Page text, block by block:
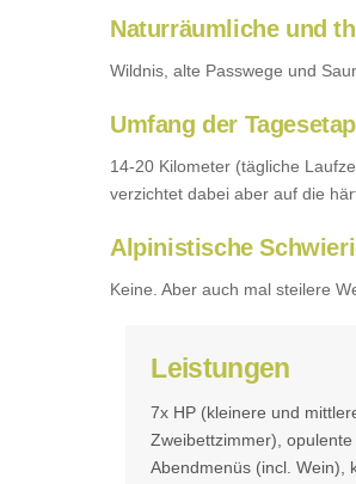
Naturräumliche und
Wildnis, alte Passwege und
Umfang der
14-20 Kilometer (tägliche
verzichtet dabei aber auf die
Alpinistische
Keine. Aber auch mal steilere
Leistungen
7x HP (kleinere und
Zweibettzimmer),
Abendmenüs (incl. Wein),